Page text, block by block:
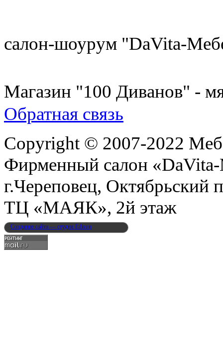
салон-шоурум "DaVita-
Магазин "100 Диванов" -
Обратная связь
Copyright © 2007-2022
Фирменный салон
г.Череповец, Октябрьский
ТЦ «МАЯК», 2й этаж
Создание сайта — студия Edison